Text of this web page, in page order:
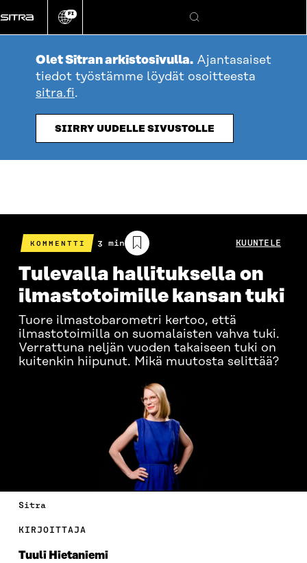
suoraan
sisältöön
Vaihda
kieli
FI
Hae
Olet Sitran arkistosivulla. Ajantasaiset
tiedot työstämme löydät osoitteesta
sitra.fi.
SIIRRY UUDELLE SIVUSTOLLE
KOMMENTTI
Arvioitu
lukuaika
3 min KUUNTELE
Tulevalla hallituksella on
ilmastotoimille kansan tuki
Tuore ilmastobarometri kertoo, että
ilmastotoimilla on suomalaisten vahva tuki.
Verrattuna neljän vuoden takaiseen tuki on
kuitenkin hiipunut. Mikä muutosta selittää?
Sitra
KIRJOITTAJA
Tuuli Hietaniemi